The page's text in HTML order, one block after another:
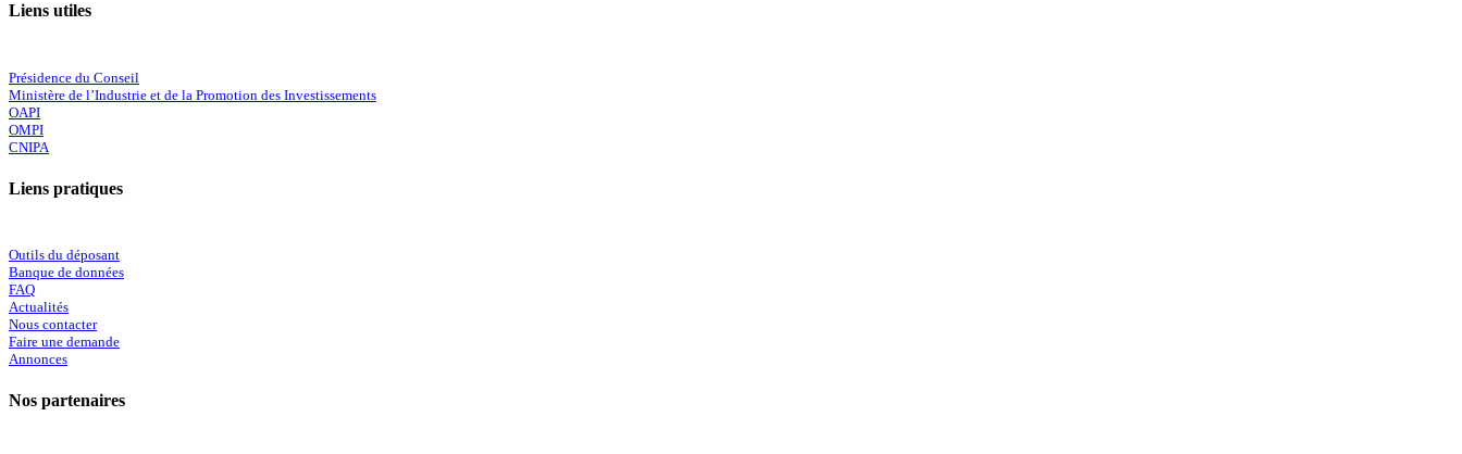
Liens utiles
Présidence du Conseil
Ministère de l’Industrie et de la Promotion des Investissements
OAPI
OMPI
CNIPA
Liens pratiques
Outils du déposant
Banque de données
FAQ
Actualités
Nous contacter
Faire une demande
Annonces
Nos partenaires